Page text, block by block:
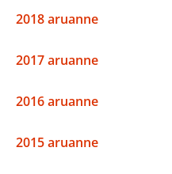
2018 aruanne
2017 aruanne
2016 aruanne
2015 aruanne